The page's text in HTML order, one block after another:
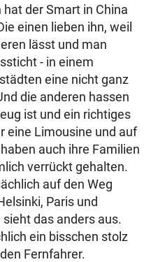
der Smart in China
einen lieben ihn, weil
lässt und man
- in einem
eine nicht ganz
die anderen hassen
ist und ein richtiges
eine Limousine und auf
auch ihre Familien
verrückt gehalten.
auf den Weg
Paris und
das anders aus.
ein bisschen stolz
Fernfahrer.